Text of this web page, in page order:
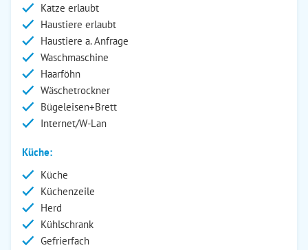
Katze erlaubt
Haustiere erlaubt
Haustiere a. Anfrage
Waschmaschine
Haarföhn
Wäschetrockner
Bügeleisen+Brett
Internet/W-Lan
Küche:
Küche
Küchenzeile
Herd
Kühlschrank
Gefrierfach